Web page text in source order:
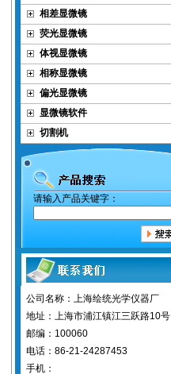
相差显微镜
荧光显微镜
体视显微镜
相称显微镜
偏光显微镜
显微镜软件
切割机
请输入产品关键字：
公司名称：上海绘统光学仪器厂
地址：上海市浦江镇江三跃路10号
邮编：100060
电话：86-21-24287453
手机：